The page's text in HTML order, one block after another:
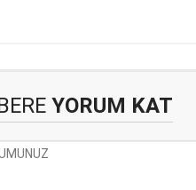
YORUM KAT